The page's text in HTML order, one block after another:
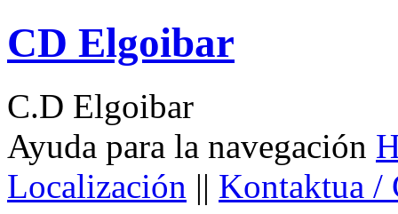
CD Elgoibar
C.D Elgoibar
Ayuda para la navegación
Localización || Kontaktua /